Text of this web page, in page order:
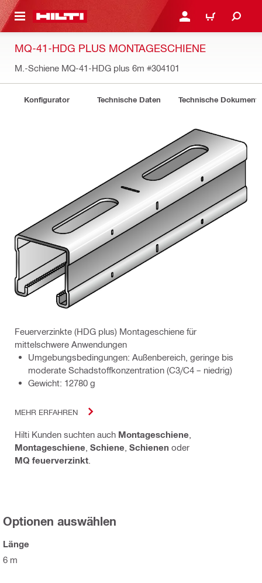
ANMELDEN ODER
WARENKORB
MQ-41-HDG PLUS MONTAGESCHIENE
M.-Schiene MQ-41-HDG plus 6m #304101
Konfigurator Technische Daten Technische Dokumente
Feuerverzinkte (HDG plus) Montageschiene für
mittelschwere Anwendungen
Umgebungsbedingungen: Außenbereich, geringe bis
moderate Schadstoffkonzentration (C3/C4 – niedrig)
Gewicht: 12780 g
MEHR ERFAHREN
Hilti Kunden suchten auch Montageschiene
Montageschiene Schiene Schienen oder
MQ feuerverzinkt
Optionen auswählen
Länge
6 m